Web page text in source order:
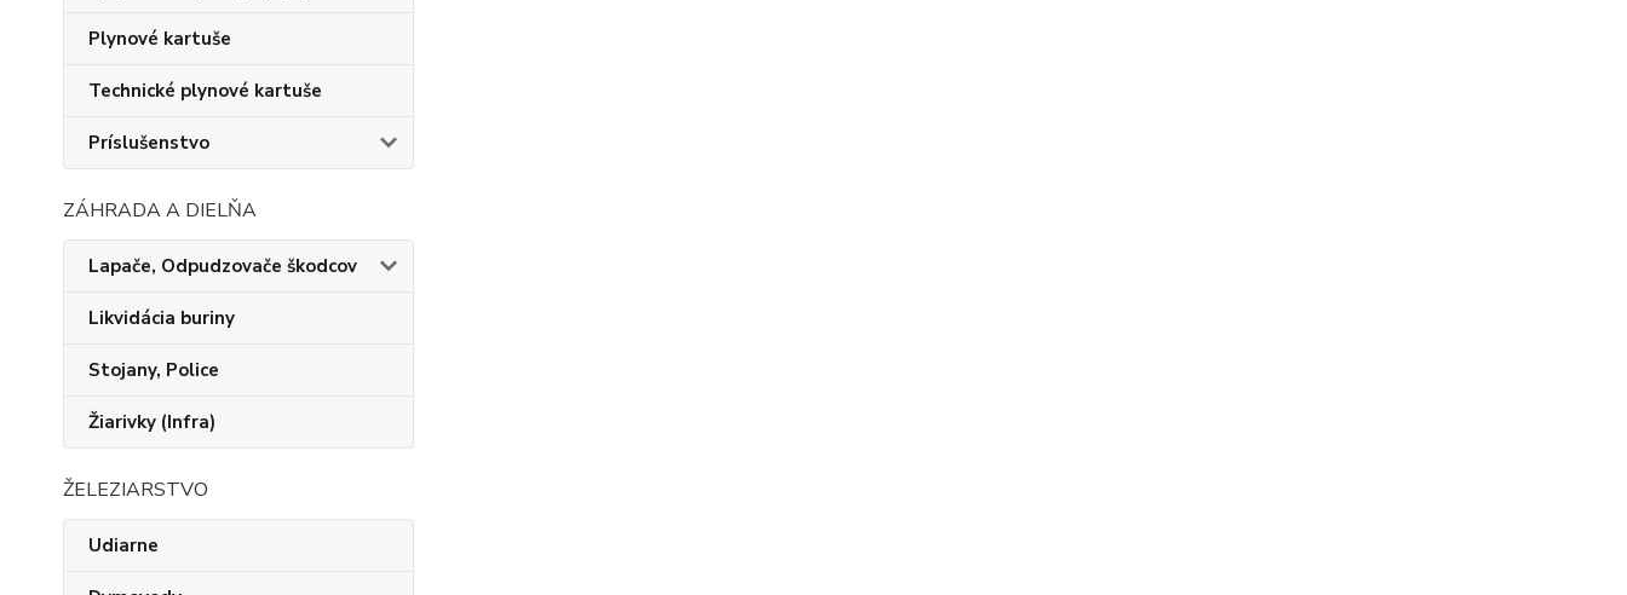
Plynové kartuše
Technické plynové kartuše
Príslušenstvo
ZÁHRADA A DIELŇA
Lapače, Odpudzovače škodcov
Likvidácia buriny
Stojany, Police
Žiarivky (Infra)
ŽELEZIARSTVO
Udiarne